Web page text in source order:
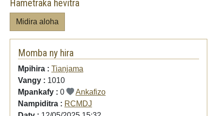
Hametraka hevitra
Midira aloha
Momba ny hira
Mpihira : Tianjama
Vangy : 1010
Mpankafy : 0
Ankafizo
Nampiditra : RCMDJ